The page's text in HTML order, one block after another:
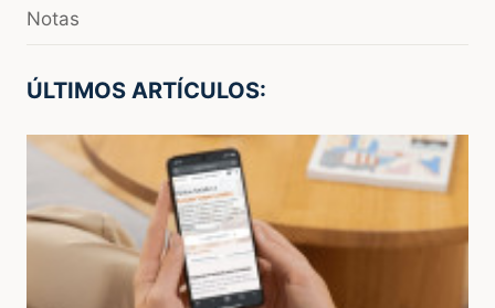
Notas
ÚLTIMOS ARTÍCULOS: